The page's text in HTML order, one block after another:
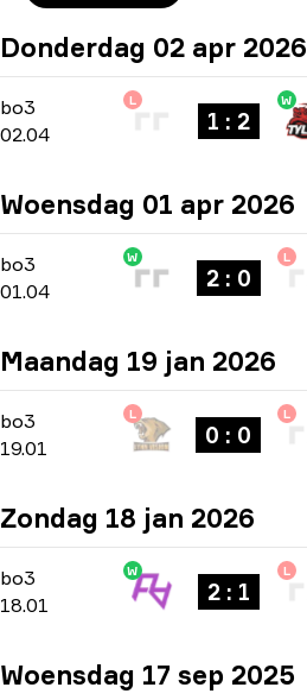
Donderdag 02 apr 2026
bo3 -bo3
02.04
L
1 : 2
W
Woensdag 01 apr 2026
bo3 -bo3
01.04
W
2 : 0
L
Maandag 19 jan 2026
bo3 -bo3
19.01
L
0 : 0
L
Zondag 18 jan 2026
bo3 -bo3
18.01
W
2 : 1
L
Woensdag 17 sep 2025